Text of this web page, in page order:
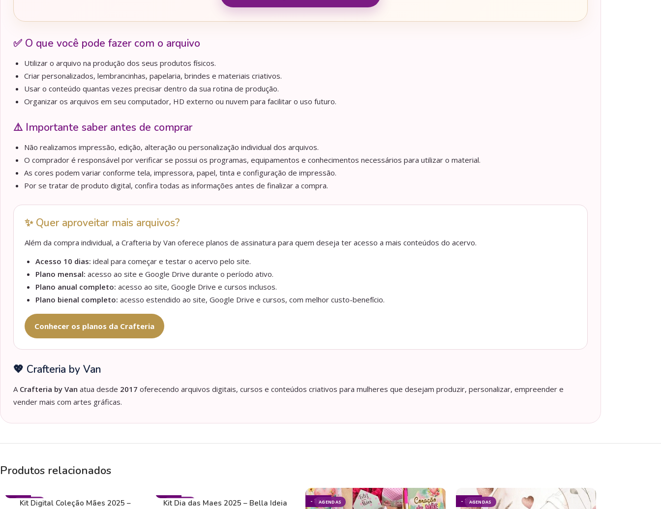
✅ O que você pode fazer com o arquivo
Utilizar o arquivo na produção dos seus produtos físicos.
Criar personalizados, lembrancinhas, papelaria, brindes e materiais criativos.
Usar o conteúdo quantas vezes precisar dentro da sua rotina de produção.
Organizar os arquivos em seu computador, HD externo ou nuvem para facilitar o uso futuro.
⚠️ Importante saber antes de comprar
Não realizamos impressão, edição, alteração ou personalização individual dos arquivos.
O comprador é responsável por verificar se possui os programas, equipamentos e conhecimentos necessários para utilizar o material.
As cores podem variar conforme tela, impressora, papel, tinta e configuração de impressão.
Por se tratar de produto digital, confira todas as informações antes de finalizar a compra.
✨ Quer aproveitar mais arquivos?
Além da compra individual, a Crafteria by Van oferece planos de assinatura para quem deseja ter acesso a mais conteúdos do acervo.
Acesso 10 dias: ideal para começar e testar o acervo pelo site.
Plano mensal: acesso ao site e Google Drive durante o período ativo.
Plano anual completo: acesso ao site, Google Drive e cursos inclusos.
Plano bienal completo: acesso estendido ao site, Google Drive e cursos, com melhor custo-benefício.
Conhecer os planos da Crafteria
💖 Crafteria by Van
A Crafteria by Van atua desde 2017 oferecendo arquivos digitais, cursos e conteúdos criativos para mulheres que desejam produzir, personalizar, empreender e
vender mais com artes gráficas.
Produtos relacionados
AGENDAS
- 83%Kit Digital Coleção Mães 2025 –
AGENDAS
- 89%
Kit Dia das Maes 2025 – Bella Ideia AGENDAS
- 86% AGENDAS
- 86%